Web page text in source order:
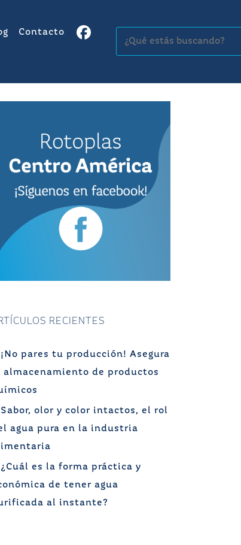
Contacto Buscar:
RECIENTES
¡No pares tu producción! Asegura
almacenamiento de productos
Sabor, olor y color intactos, el rol
agua pura en la industria
¿Cuál es la forma práctica y
de tener agua
al instante?